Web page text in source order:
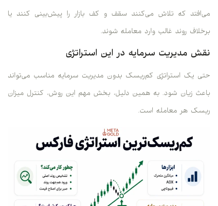
می‌افتد که تلاش می‌کنند سقف و کف بازار را پیش‌بینی کنند یا
برخلاف روند غالب وارد معامله شوند.
نقش مدیریت سرمایه در این استراتژی
حتی یک استراتژی کم‌ریسک بدون مدیریت سرمایه مناسب می‌تواند
باعث زیان شود. به همین دلیل، بخش مهم این روش، کنترل میزان
ریسک هر معامله است.